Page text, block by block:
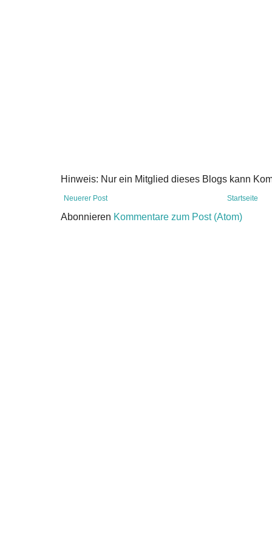
Hinweis: Nur ein Mitglied dieses Blogs kann
Neuerer Post Startseite
Abonnieren Kommentare zum Post (Atom)